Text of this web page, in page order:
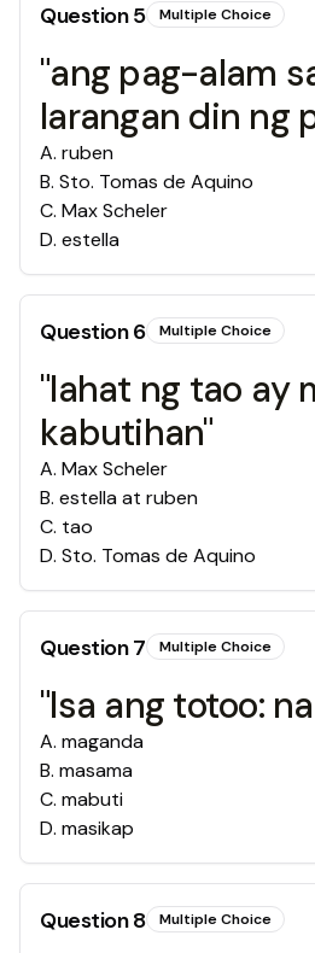
Question5 Multiple Choice
"ang pag-alam
larangan din ng
A. ruben
B. Sto. Tomas de Aquino
C. Max Scheler
D. estella
Question6 Multiple Choice
"lahat ng tao ay
kabutihan"
A. Max Scheler
B. estella at ruben
C. tao
D. Sto. Tomas de Aquino
Question7 Multiple Choice
"Isa ang totoo:
A. maganda
B. masama
C. mabuti
D. masikap
Question8 Multiple Choice